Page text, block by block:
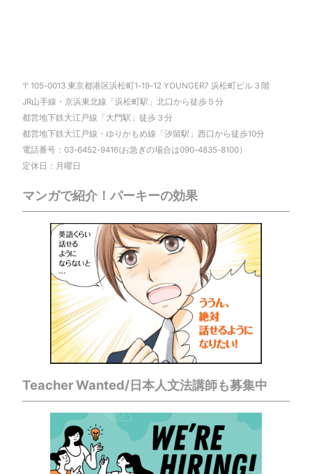
〒105-0013 東京都港区浜松町1-19-12 YOUNGER7 浜松町ビル３階
JR山手線・京浜東北線「浜松町駅」北口から徒歩５分
都営地下鉄大江戸線「大門駅」徒歩３分
都営地下鉄大江戸線・ゆりかもめ線「汐留駅」西口から徒歩10分
電話番号：03-6452-9416(お急ぎの場合は090-4835-8100）
定休日：月曜日
マンガで紹介！パーキーの効果
Teacher Wanted/日本人文法講師も募集中